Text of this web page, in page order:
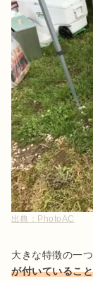
出典： PhotoAC
大きな特徴の一つ
が付いていること